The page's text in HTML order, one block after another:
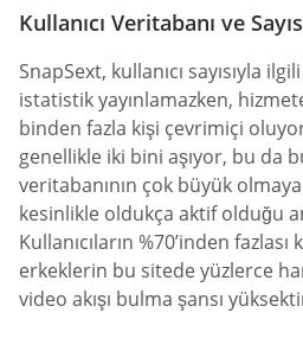
Kullanıcı Veritabanı ve
SnapSext, kullanıcı sayısıyla
istatistik yayınlamazken,
binden fazla kişi çevrimiçi
genellikle iki bini aşıyor, bu da
veritabanının çok büyük
kesinlikle oldukça aktif olduğu
Kullanıcıların %70’inden
erkeklerin bu sitede yüzlerce
video akışı bulma şansı